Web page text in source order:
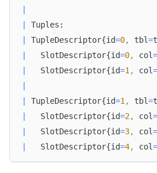
TupleDescriptor{id=0, tbl=
   SlotDescriptor{id
=0, col=
   SlotDescriptor{id
=1 , col=
TupleDescriptor{id=1 , tbl=
   SlotDescriptor{id
=2, col=
   SlotDescriptor{id
=3, col=
   SlotDescriptor{id
=4, col=